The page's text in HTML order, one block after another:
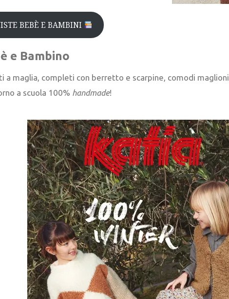
BEBÈ E BAMBINI
e Bambino
a maglia, completi con berretto e scarpine, comodi
a scuola 100% handmade!